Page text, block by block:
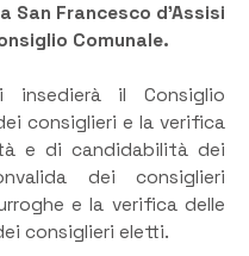
San Francesco d’Assisi
Comunale.
il Consiglio
consiglieri e la verifica
e di candidabilità dei
dei consiglieri
e la verifica delle
consiglieri eletti.